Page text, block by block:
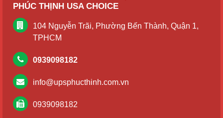
PHÚC THỊNH USA CHOICE
104 Nguyễn Trãi, Phường Bến Thành, Quận 1,
TPHCM
0939098182
info@upsphucthinh.com.vn
0939098182